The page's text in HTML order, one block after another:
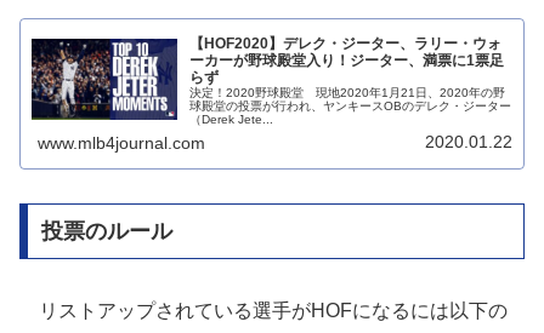
【HOF2020】デレク・ジーター、ラリー・ウォ
ーカーが野球殿堂入り！ジーター、満票に1票足
らず
決定！2020野球殿堂 現地2020年1月21日、2020年の野
球殿堂の投票が行われ、ヤンキースOBのデレク・ジーター
（Derek Jete...
www.mlb4journal.com 2020.01.22
投票のルール
リストアップされている選手がHOFになるには以下の